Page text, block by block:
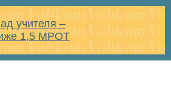
учителя –
1,5 МРОТ